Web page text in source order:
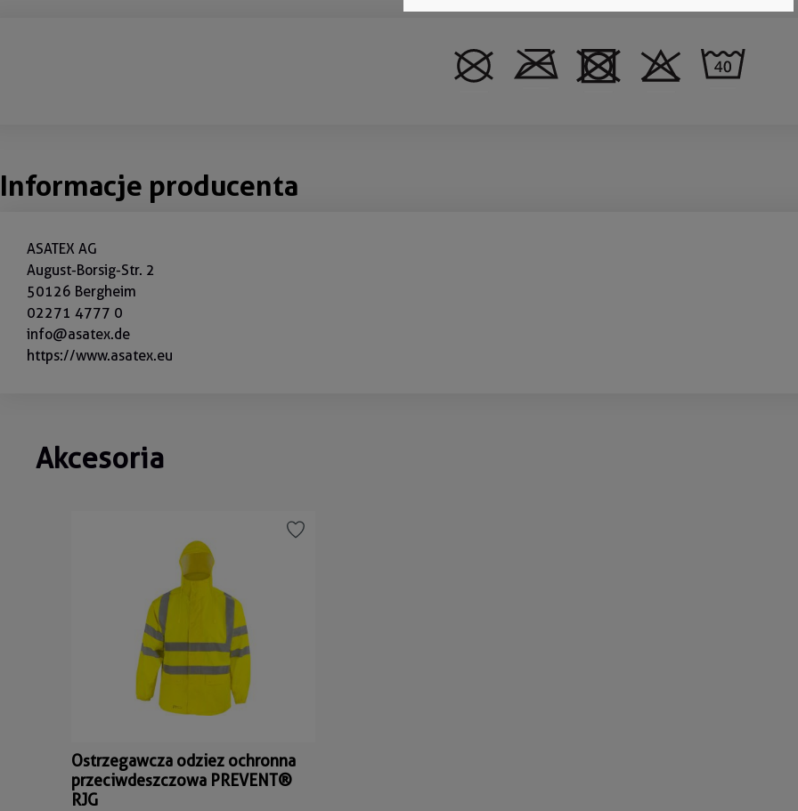
Informacje producenta
ASATEX AG
August-Borsig-Str. 2
50126 Bergheim
02271 4777 0
info@asatex.de
https://www.asatex.eu
Akcesoria
Ostrzegawcza odziez ochronna
przeciwdeszczowa PREVENT®
RJG